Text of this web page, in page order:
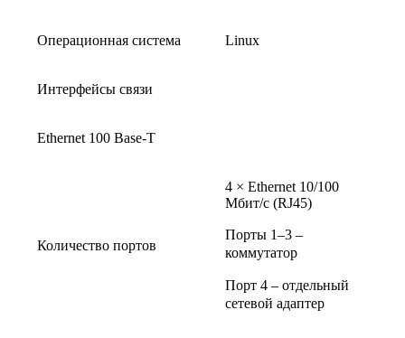
Операционная система Linux
Интерфейсы связи
Ethernet 100 Base-T
Количество портов
4 × Ethernet 10/100
Мбит/c (RJ45)
Порты 1–3 –
коммутатор
Порт 4 – отдельный
сетевой адаптер